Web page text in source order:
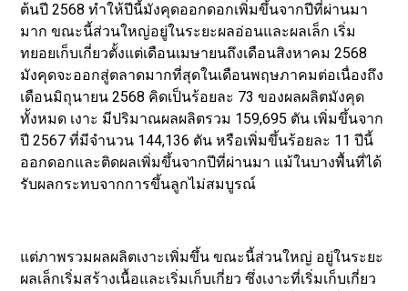
ต้นปี 2568 ทำให้ปีนี้มังคุดออกดอกเพิ่มขึ้นจากปีที่ผ่านมา
มาก ขณะนี้ส่วนใหญ่อยู่ในระยะผลอ่อนและผลเล็ก เริ่ม
ทยอยเก็บเกี่ยวตั้งแต่เดือนเมษายนถึงเดือนสิงหาคม 2568
มังคุดจะออกสู่ตลาดมากที่สุดในเดือนพฤษภาคมต่อเนื่องถึง
เดือนมิถุนายน 2568 คิดเป็นร้อยละ 73 ของผลผลิตมังคุด
ทั้งหมด เงาะ มีปริมาณผลผลิตรวม 159,695 ตัน เพิ่มขึ้นจาก
ปี 2567 ที่มีจำนวน 144,136 ตัน หรือเพิ่มขึ้นร้อยละ 11 ปีนี้
ออกดอกและติดผลเพิ่มขึ้นจากปีที่ผ่านมา แม้ในบางพื้นที่ได้
รับผลกระทบจากการขึ้นลูกไม่สมบูรณ์
แต่ภาพรวมผลผลิตเงาะเพิ่มขึ้น ขณะนี้ส่วนใหญ่ อยู่ในระยะ
ผลเล็กเริ่มสร้างเนื้อและเริ่มเก็บเกี่ยว ซึ่งเงาะที่เริ่มเก็บเกี่ยว